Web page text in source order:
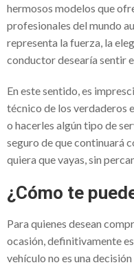
Fundación Sonigas apoya a
necesitados en medio de la
Alba Elvira Lorenzana y su
El uso de VPN en tiempos de
Simulador de pensiones-
tienes que saber
Sap para pymes: La solución
Hugo César Villanueva
reconocido empresario
Financika experiencias reales
hermosos modelos que
profesionales del mundo
representa la fuerza, la
conductor desearía sentir
En este sentido, es
técnico de los verdaderos
o hacerles algún tipo de
seguro de que continuará
quiera que vayas, sin
¿Cómo te
Para quienes desean
ocasión, definitivamente
vehículo no es una